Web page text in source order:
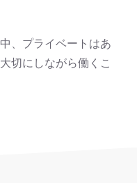
、プライベートはあ
切にしながら働くこ